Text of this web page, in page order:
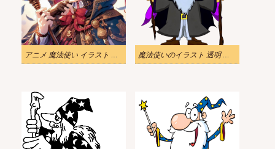
アニメ 魔法使い イラスト 無料 魔法使いのイラスト 透明 無料